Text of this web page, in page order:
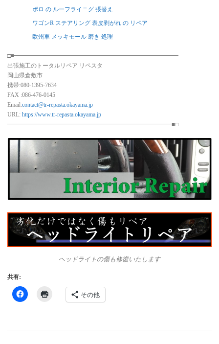
ポロ の ルーフライニグ 張替え
ワゴンR ステアリング 表皮剥がれ の リペア
欧州車 メッキモール 磨き 処理
□■━━━━━━━━━━━━━━━━━━━━━━━━━━━━
出張施工のトータルリペア リペスタ
岡山県倉敷市
携帯:080-1395-7634
FAX :086-476-0145
Email:contact@tr-repasta.okayama.jp
URL: https://www.tr-repasta.okayama.jp
━━━━━━━━━━━━━━━━━━━━━━━━━━━━■□
ヘッドライトの傷も修復いたします
共有:
その他